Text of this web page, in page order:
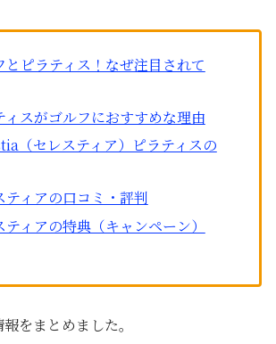
とピラティス！なぜ注目されて
ィスがゴルフにおすすめな理由
（セレスティア）ピラティスの
ティアの口コミ・評判
ティアの特典（キャンペーン）
をまとめました。